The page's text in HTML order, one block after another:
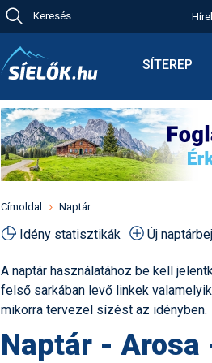
Keresés
SÍTEREP
Síbérletárak
Toplista
Havazás
Fotók
Címoldal Naptár
Idény statisztikák Új
A naptár használatához be kell
felső sarkában levő linkek
mikorra tervezel sízést az idényben.
Naptár - Arosa